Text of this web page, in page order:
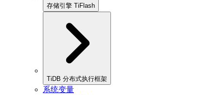
存储引擎 TiFlash
TiDB 分布式执行框架
系统变量